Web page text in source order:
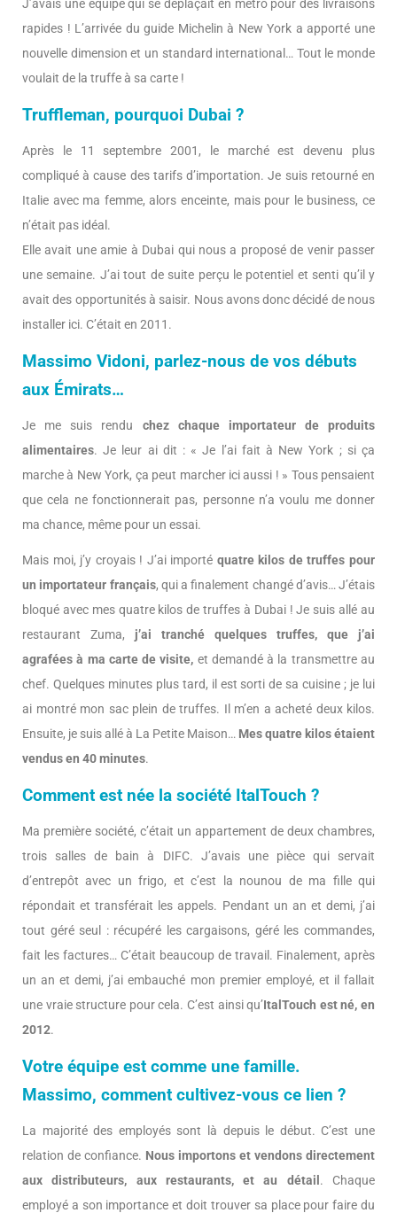
J’avais une équipe qui se déplaçait en métro pour des livraisons
rapides ! L’arrivée du guide Michelin à New York a apporté une
nouvelle dimension et un standard international… Tout le monde
voulait de la truffe à sa carte !
Truffleman, pourquoi Dubai ?
Après le 11 septembre 2001, le marché est devenu plus
compliqué à cause des tarifs d’importation. Je suis retourné en
Italie avec ma femme, alors enceinte, mais pour le business, ce
n’était pas idéal.
Elle avait une amie à Dubai qui nous a proposé de venir passer
une semaine. J’ai tout de suite perçu le potentiel et senti qu’il y
avait des opportunités à saisir. Nous avons donc décidé de nous
installer ici. C’était en 2011.
Massimo Vidoni, parlez-nous de vos débuts
aux Émirats…
Je me suis rendu chez chaque importateur de produits
alimentaires. Je leur ai dit : « Je l’ai fait à New York ; si ça
marche à New York, ça peut marcher ici aussi ! » Tous pensaient
que cela ne fonctionnerait pas, personne n’a voulu me donner
ma chance, même pour un essai.
Mais moi, j’y croyais ! J’ai importé quatre kilos de truffes pour
un importateur français, qui a finalement changé d’avis… J’étais
bloqué avec mes quatre kilos de truffes à Dubai ! Je suis allé au
restaurant Zuma, j’ai tranché quelques truffes, que j’ai
agrafées à ma carte de visite, et demandé à la transmettre au
chef. Quelques minutes plus tard, il est sorti de sa cuisine ; je lui
ai montré mon sac plein de truffes. Il m’en a acheté deux kilos.
Ensuite, je suis allé à La Petite Maison… Mes quatre kilos étaient
vendus en 40 minutes.
Comment est née la société ItalTouch ?
Ma première société, c’était un appartement de deux chambres,
trois salles de bain à DIFC. J’avais une pièce qui servait
d’entrepôt avec un frigo, et c’est la nounou de ma fille qui
répondait et transférait les appels. Pendant un an et demi, j’ai
tout géré seul : récupéré les cargaisons, géré les commandes,
fait les factures… C’était beaucoup de travail. Finalement, après
un an et demi, j’ai embauché mon premier employé, et il fallait
une vraie structure pour cela. C’est ainsi qu’ItalTouch est né, en
2012.
Votre équipe est comme une famille.
Massimo, comment cultivez-vous ce lien ?
La majorité des employés sont là depuis le début. C’est une
relation de confiance. Nous importons et vendons directement
aux distributeurs, aux restaurants, et au détail . Chaque
employé a son importance et doit trouver sa place pour faire du